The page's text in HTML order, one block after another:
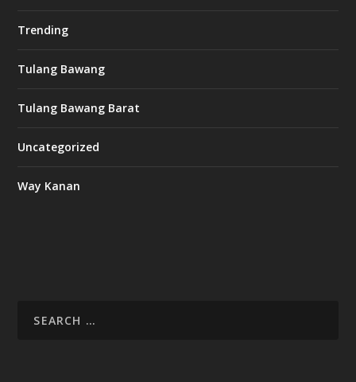
Trending
Tulang Bawang
Tulang Bawang Barat
Uncategorized
Way Kanan